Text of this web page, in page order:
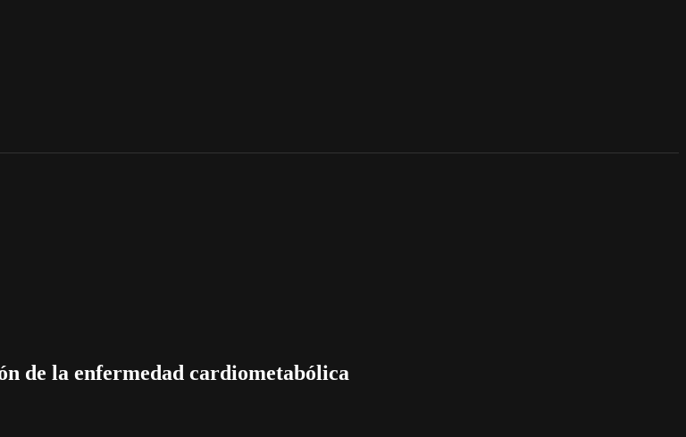
de la enfermedad cardiometabólica